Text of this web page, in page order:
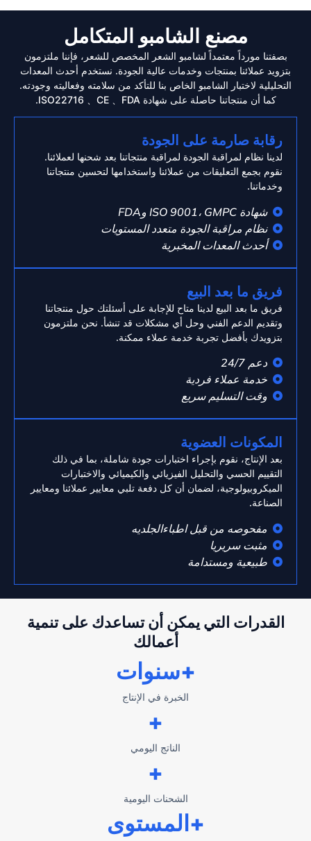
مصنع الشامبو المتكامل
بصفتنا مورداً معتمداً لشامبو الشعر المخصص للشعر، فإننا ملتزمون
بتزويد عملائنا بمنتجات وخدمات عالية الجودة. نستخدم أحدث المعدات
التحليلية لاختبار الشامبو الخاص بنا للتأكد من سلامته وفعاليته وجودته.
كما أن منتجاتنا حاصلة على شهادة ISO22716 、CE 、FDA.
رقابة صارمة على الجودة
لدينا نظام لمراقبة الجودة لمراقبة منتجاتنا بعد شحنها لعملائنا.
نقوم بجمع التعليقات من عملائنا واستخدامها لتحسين منتجاتنا
وخدماتنا.
شهادة ISO 9001، GMPC وFDA
نظام مراقبة الجودة متعدد المستويات
أحدث المعدات المخبرية
فريق ما بعد البيع
فريق ما بعد البيع لدينا متاح للإجابة على أسئلتك حول منتجاتنا
وتقديم الدعم الفني وحل أي مشكلات قد تنشأ. نحن ملتزمون
بتزويدك بأفضل تجربة خدمة عملاء ممكنة.
دعم 24/7
خدمة عملاء فردية
وقت التسليم سريع
المكونات العضوية
بعد الإنتاج، نقوم بإجراء اختبارات جودة شاملة، بما في ذلك
التقييم الحسي والتحليل الفيزيائي والكيميائي والاختبارات
الميكروبيولوجية، لضمان أن كل دفعة تلبي معايير عملائنا ومعايير
الصناعة.
مفحوصه من قبل اطباءالجلديه
مثبت سريريا
طبيعية ومستدامة
القدرات التي يمكن أن تساعدك على تنمية
أعمالك
الخبرة في الإنتاج
+سنوات
الناتج اليومي
+
الشحنات اليومية
+
+المستوى